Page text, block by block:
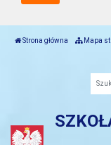
Strona główna Mapa